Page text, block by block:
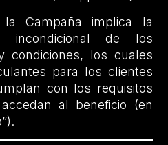
Campaña implica la
incondicional de los
condiciones, los cuales
para los clientes
con los requisitos
al beneficio (en